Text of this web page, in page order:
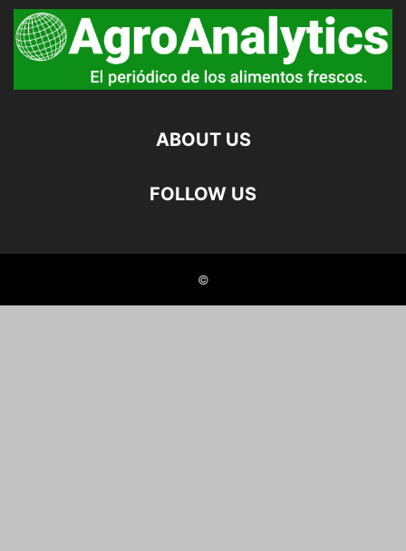
ABOUT US
FOLLOW US
©